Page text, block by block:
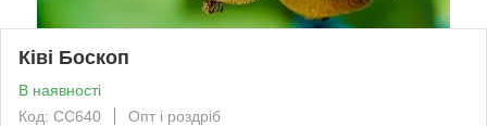
Ківі Боскоп
В наявності
Код: СС640
Опт і роздріб